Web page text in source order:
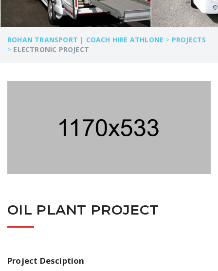
ROHAN TRANSPORT | COACH HIRE ATHLONE > PROJECTS
> ELECTRONIC PROJECT
OIL PLANT PROJECT
Project Desciption